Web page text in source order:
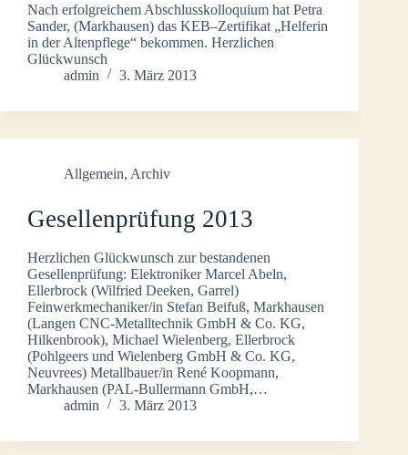
Nach erfolgreichem Abschlusskolloquium hat Petra
Sander, (Markhausen) das KEB–Zertifikat „Helferin
in der Altenpflege“ bekommen. Herzlichen
Glückwunsch
admin
3. März 2013
Allgemein, Archiv
Gesellenprüfung 2013
Herzlichen Glückwunsch zur bestandenen
Gesellenprüfung: Elektroniker Marcel Abeln,
Ellerbrock (Wilfried Deeken, Garrel)
Feinwerkmechaniker/in Stefan Beifuß, Markhausen
(Langen CNC-Metalltechnik GmbH & Co. KG,
Hilkenbrook), Michael Wielenberg, Ellerbrock
(Pohlgeers und Wielenberg GmbH & Co. KG,
Neuvrees) Metallbauer/in René Koopmann,
Markhausen (PAL-Bullermann GmbH,…
admin
3. März 2013